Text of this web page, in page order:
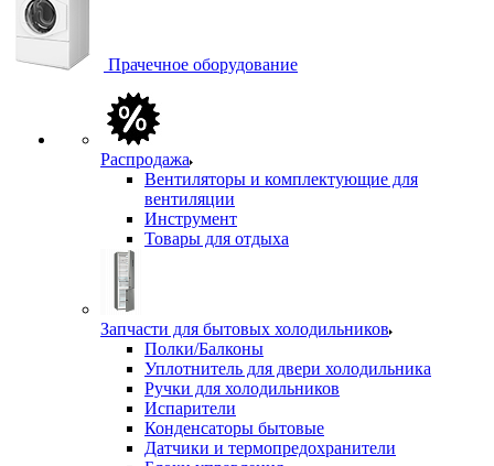
Прачечное оборудование
Распродажа
Вентиляторы и комплектующие для
вентиляции
Инструмент
Товары для отдыха
Запчасти для бытовых холодильников
Полки/Балконы
Уплотнитель для двери холодильника
Ручки для холодильников
Испарители
Конденсаторы бытовые
Датчики и термопредохранители